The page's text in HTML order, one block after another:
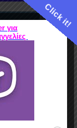
Click it!
για